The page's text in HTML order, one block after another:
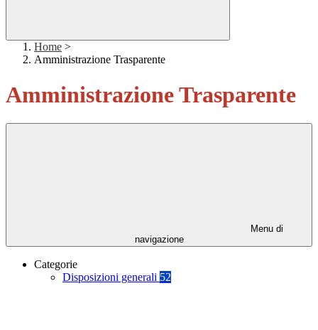
Home >
Amministrazione Trasparente
Amministrazione Trasparente
Menu di
navigazione
Categorie
Disposizioni generali 52